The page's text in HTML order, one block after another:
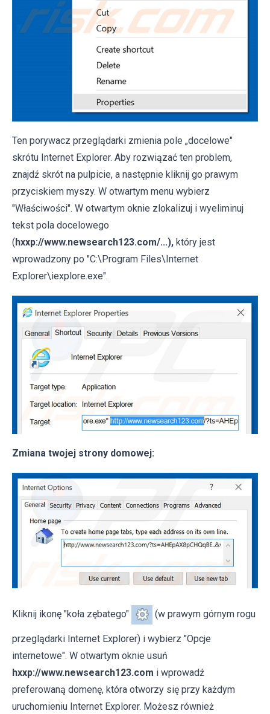
Ten porywacz przeglądarki zmienia pole „docelowe"
skrótu Internet Explorer. Aby rozwiązać ten problem,
znajdź skrót na pulpicie, a następnie kliknij go prawym
przyciskiem myszy. W otwartym menu wybierz
"Właściwości". W otwartym oknie zlokalizuj i wyeliminuj
tekst pola docelowego
( hxxp://www.newsearch123.com/...), który jest
wprowadzony po "C:\Program Files\Internet
Explorer\iexplore.exe".
Zmiana twojej strony domowej:
Kliknij ikonę "koła zębatego" (w prawym górnym rogu
przeglądarki Internet Explorer) i wybierz "Opcje
internetowe". W otwartym oknie usuń
hxxp://www.newsearch123.com i wprowadź
preferowaną domenę, która otworzy się przy każdym
uruchomieniu Internet Explorer. Możesz również